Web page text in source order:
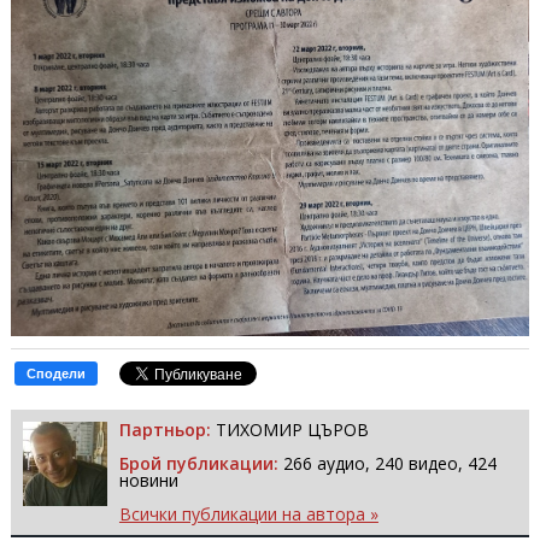
Сподели
Партньор: ТИХОМИР ЦЪРОВ
Брой публикации: 266 аудио, 240 видео, 424
новини
Всички публикации на автора »